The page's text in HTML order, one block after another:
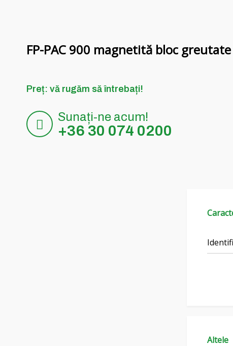
FP-PAC 900 magnetită bloc greutate
Preț: vă rugăm să întrebați!
Sunați-ne acum!
+36 30 074 0200
Altele